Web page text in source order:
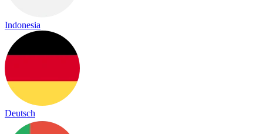
Indonesia
Deutsch